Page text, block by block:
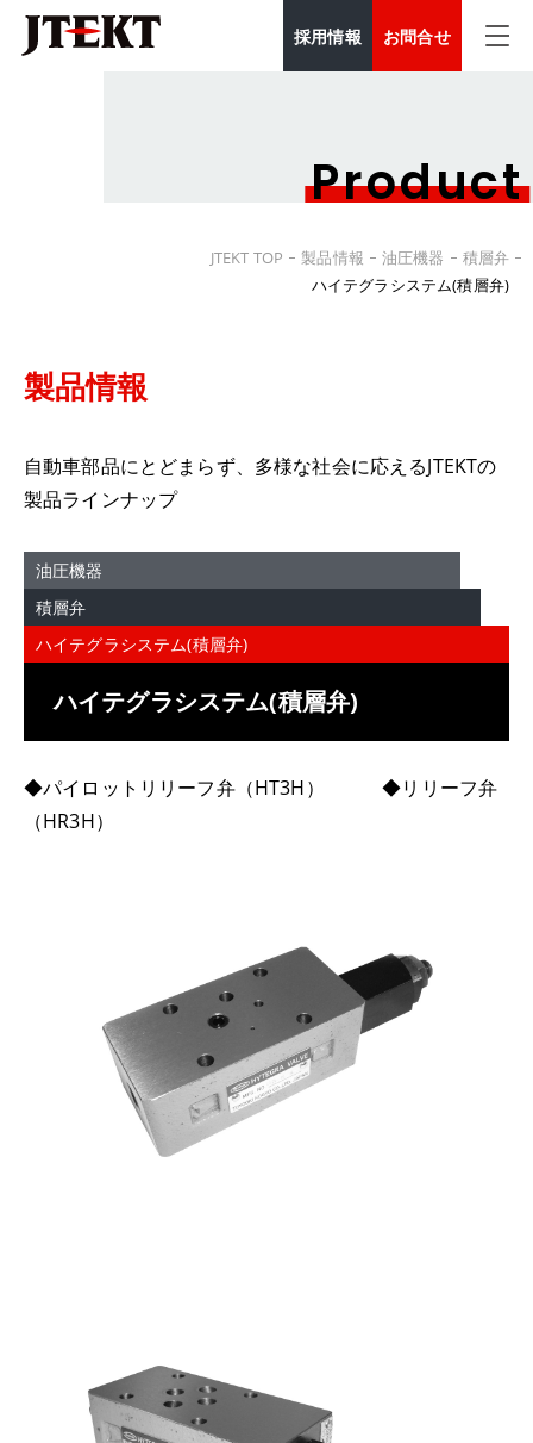
採用情報 お問合せ
Product
JTEKT TOP 製品情報 油圧機器
積層弁
ハイテグラシステム(積層弁)
製品情報
自動車部品にとどまらず、多様な社会に応えるJTEKTの
製品ラインナップ
油圧機器
積層弁
ハイテグラシステム(積層弁)
ハイテグラシステム(積層弁)
◆パイロットリリーフ弁（HT3H） ◆リリーフ弁
（HR3H）